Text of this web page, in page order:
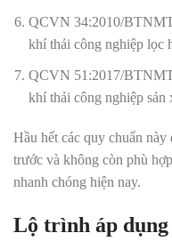
QCVN 34:2010/
khí thải công nghiệp lọc
QCVN 51:2017/
khí thải công nghiệp sản
Hầu hết các quy chuẩn
trước và không còn phù
nhanh chóng hiện nay.
Lộ trình áp dụng